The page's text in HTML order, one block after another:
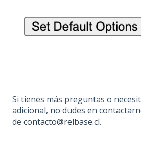
Si tienes más preguntas o
adicional, no dudes en
de contacto@relbase.cl.